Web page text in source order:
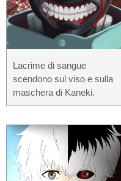
Lacrime di sangue
scendono sul viso e sulla
maschera di Kaneki.